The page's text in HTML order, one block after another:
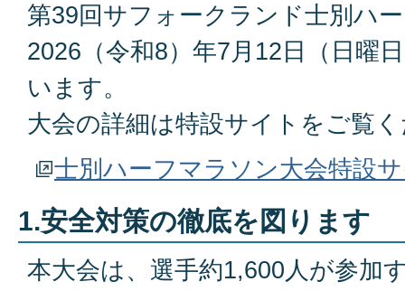
第39回サフォークランド士別ハ
2026（令和8）年7月12日（日曜
います。
大会の詳細は特設サイトをご覧
士別ハーフマラソン大会特設
1.安全対策の徹底を図ります
本大会は、選手約1,600人が参加